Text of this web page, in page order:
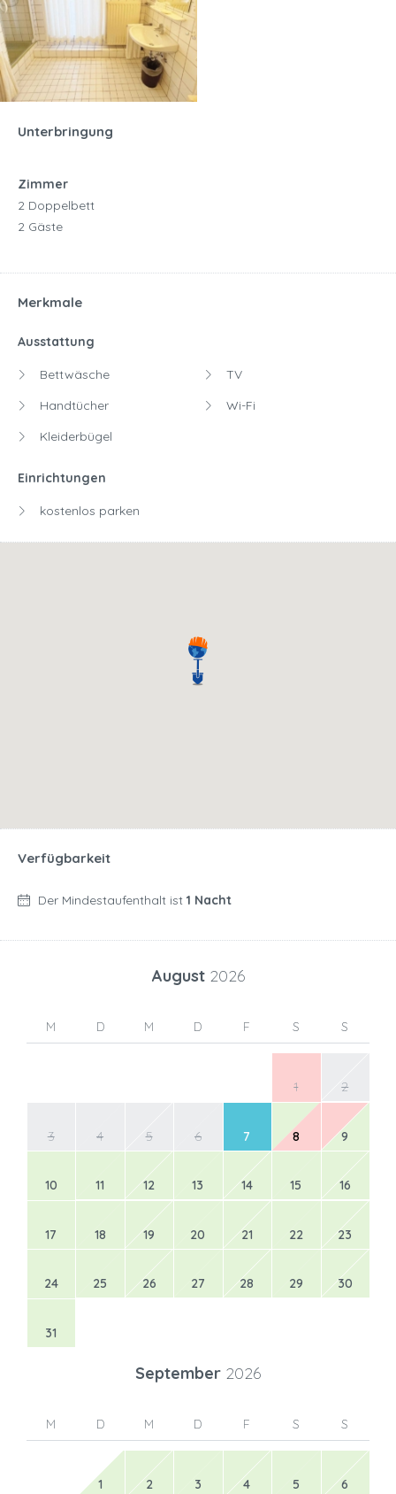
Unterbringung
Zimmer
2 Doppelbett
2 Gäste
Merkmale
Ausstattung
Bettwäsche
Handtücher
Kleiderbügel
TV
Wi-Fi
Einrichtungen
kostenlos parken
Verfügbarkeit
Der Mindestaufenthalt ist 1 Nacht
August 2026
M D M D F S S
1 2
3 4 5 6 7 8 9
10 11 12 13 14 15 16
17 18 19 20 21 22 23
24 25 26 27 28 29 30
31
September 2026
M D M D F S S
1 2 3 4 5 6